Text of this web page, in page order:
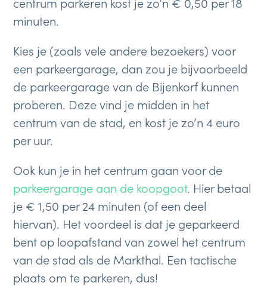
minuten.
Kies je (zoals vele andere bezoekers) voor
een parkeergarage, dan zou je bijvoorbeeld
de parkeergarage van de Bijenkorf kunnen
proberen. Deze vind je midden in het
centrum van de stad, en kost je zo’n 4 euro
per uur.
Ook kun je in het centrum gaan voor de
parkeergarage aan de koopgoot. Hier betaal
je € 1,50 per 24 minuten (of een deel
hiervan). Het voordeel is dat je geparkeerd
bent op loopafstand van zowel het centrum
van de stad als de Markthal. Een tactische
plaats om te parkeren, dus!